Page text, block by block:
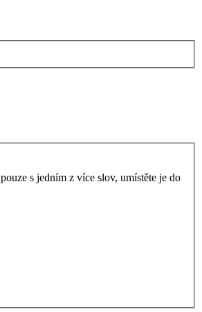
s jedním z více slov, umístěte je do